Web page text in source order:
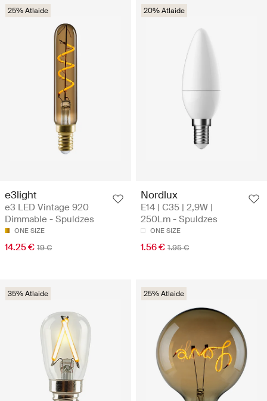
25% Atlaide
e3light
e3 LED Vintage 920
Dimmable - Spuldzes
ONE SIZE
14.25 € 19 €
20% Atlaide
Nordlux
E14 | C35 | 2,9W |
250Lm - Spuldzes
ONE SIZE
1.56 € 1.95 €
35% Atlaide 25% Atlaide